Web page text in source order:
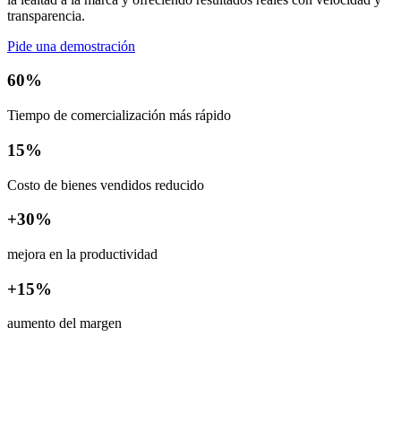
transparencia.
Pide una demostración
60%
Tiempo de comercialización más rápido
15%
Costo de bienes vendidos reducido
+30%
mejora en la productividad
+15%
aumento del margen